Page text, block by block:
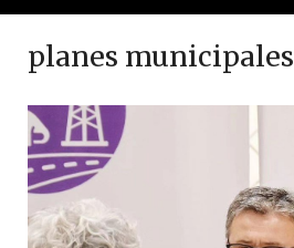
planes municipales